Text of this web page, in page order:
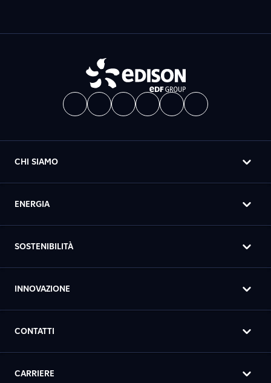
CHI SIAMO
ENERGIA
SOSTENIBILITÀ
INNOVAZIONE
CONTATTI
CARRIERE